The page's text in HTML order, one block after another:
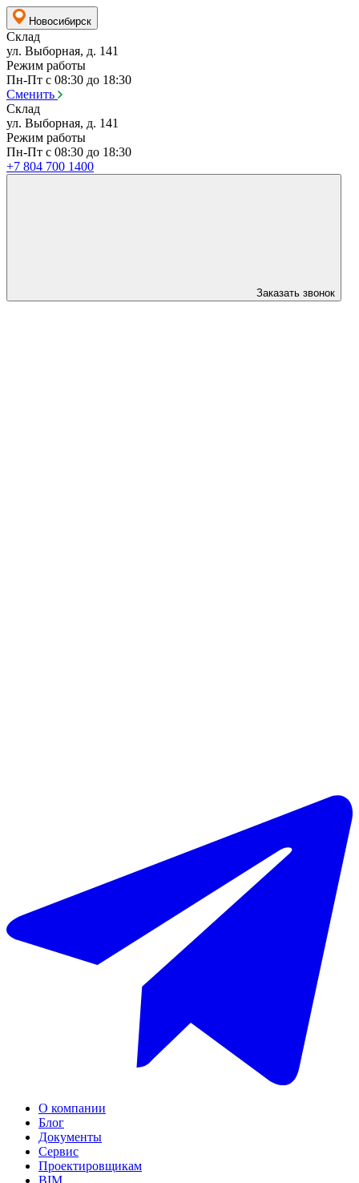
Новосибирск
Склад
ул. Выборная, д. 141
Режим работы
Пн-Пт с 08:30 до 18:30
Сменить
Склад
ул. Выборная, д. 141
Режим работы
Пн-Пт с 08:30 до 18:30
+7 804 700 1400
Заказать звонок
О компании
Блог
Документы
Сервис
Проектировщикам